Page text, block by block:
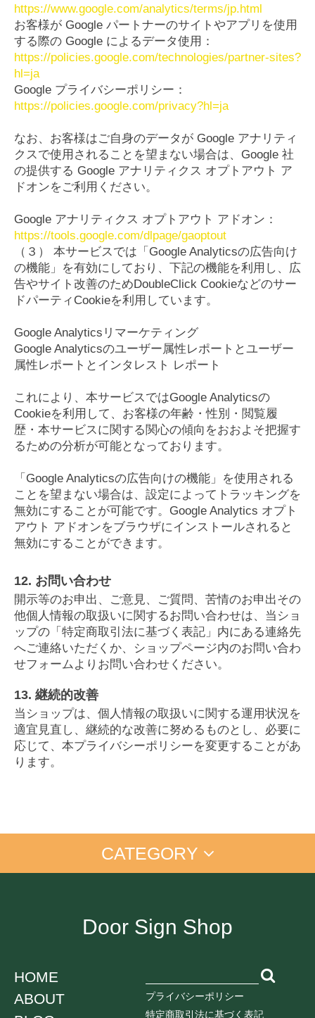
https://www.google.com/analytics/terms/jp.html
お客様が Google パートナーのサイトやアプリを使用
する際の Google によるデータ使用：
https://policies.google.com/technologies/partner-sites?
hl=ja
Google プライバシーポリシー：
https://policies.google.com/privacy?hl=ja
なお、お客様はご自身のデータが Google アナリティ
クスで使用されることを望まない場合は、Google 社
の提供する Google アナリティクス オプトアウト ア
ドオンをご利用ください。
Google アナリティクス オプトアウト アドオン：
https://tools.google.com/dlpage/gaoptout
（３） 本サービスでは「Google Analyticsの広告向け
の機能」を有効にしており、下記の機能を利用し、広
告やサイト改善のためDoubleClick Cookieなどのサー
ドパーティCookieを利用しています。
Google Analyticsリマーケティング
Google Analyticsのユーザー属性レポートとユーザー
属性レポートとインタレスト レポート
これにより、本サービスではGoogle Analyticsの
Cookieを利用して、お客様の年齢・性別・閲覧履
歴・本サービスに関する関心の傾向をおおよそ把握す
るための分析が可能となっております。
「Google Analyticsの広告向けの機能」を使用される
ことを望まない場合は、設定によってトラッキングを
無効にすることが可能です。Google Analytics オプト
アウト アドオンをブラウザにインストールされると
無効にすることができます。
12. お問い合わせ
開示等のお申出、ご意見、ご質問、苦情のお申出その
他個人情報の取扱いに関するお問い合わせは、当ショ
ップの「特定商取引法に基づく表記」内にある連絡先
へご連絡いただくか、ショップページ内のお問い合わ
せフォームよりお問い合わせください。
13. 継続的改善
当ショップは、個人情報の取扱いに関する運用状況を
適宜見直し、継続的な改善に努めるものとし、必要に
応じて、本プライバシーポリシーを変更することがあ
ります。
CATEGORY
アイム ドラえもん 手書きプレート
お仕事に 店舗向け ご自宅に
Door Sign Shop
HOME
ABOUT
プライバシーポリシー
特定商取引法に基づく表記